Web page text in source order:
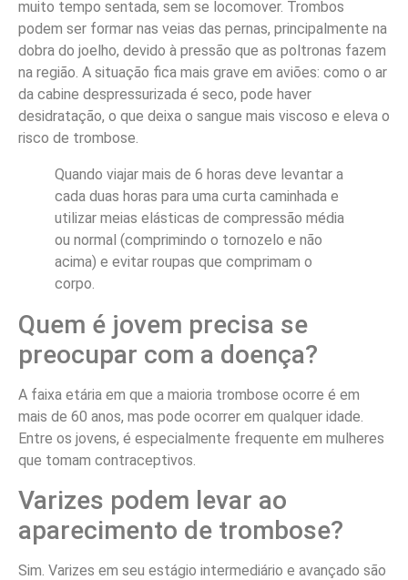
muito tempo sentada, sem se locomover. Trombos
podem ser formar nas veias das pernas, principalmente na
dobra do joelho, devido à pressão que as poltronas fazem
na região. A situação fica mais grave em aviões: como o ar
da cabine despressurizada é seco, pode haver
desidratação, o que deixa o sangue mais viscoso e eleva o
risco de trombose.
Quando viajar mais de 6 horas deve levantar a
cada duas horas para uma curta caminhada e
utilizar meias elásticas de compressão média
ou normal (comprimindo o tornozelo e não
acima) e evitar roupas que comprimam o
corpo.
Quem é jovem precisa se
preocupar com a doença?
A faixa etária em que a maioria trombose ocorre é em
mais de 60 anos, mas pode ocorrer em qualquer idade.
Entre os jovens, é especialmente frequente em mulheres
que tomam contraceptivos.
Varizes podem levar ao
aparecimento de trombose?
Sim. Varizes em seu estágio intermediário e avançado são